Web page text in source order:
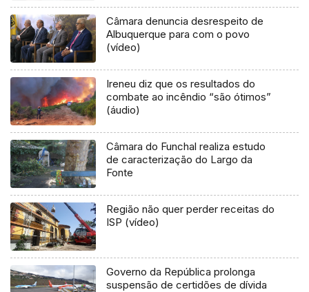
Câmara denuncia desrespeito de
Albuquerque para com o povo
(vídeo)
Ireneu diz que os resultados do
combate ao incêndio “são ótimos”
(áudio)
Câmara do Funchal realiza estudo
de caracterização do Largo da
Fonte
Região não quer perder receitas do
ISP (vídeo)
Governo da República prolonga
suspensão de certidões de dívida